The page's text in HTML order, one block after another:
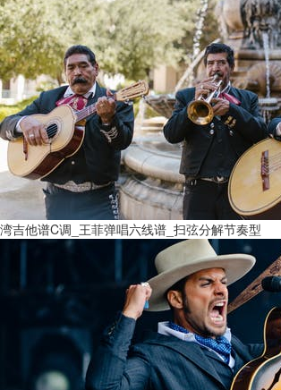
湾吉他谱C调_王菲弹唱六线谱_扫弦分解节奏型